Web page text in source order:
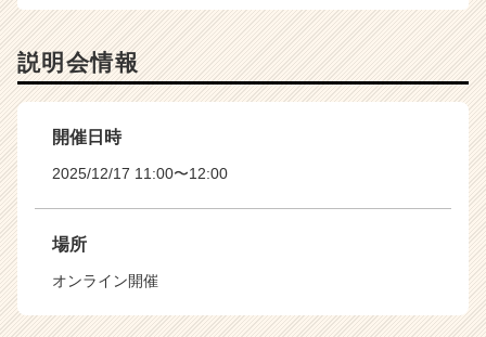
説明会情報
開催日時
2025/12/17 11:00〜12:00
場所
オンライン開催